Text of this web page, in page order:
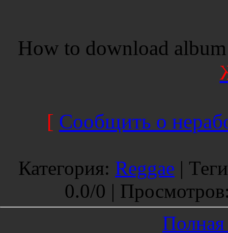
How to download
[ Сообщить о
Категория: Reggae | Теги
0.0/0 | Просмотров
Полная